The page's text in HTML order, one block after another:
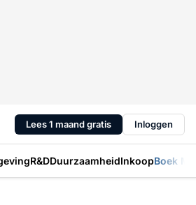
Lees 1 maand gratis Inloggen
R&DDuurzaamheidInkoopBoek